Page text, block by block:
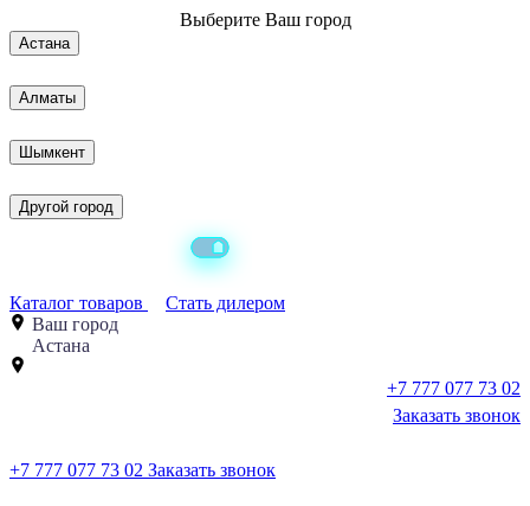
Выберите Ваш город
Астана
Алматы
Шымкент
Другой город
Каталог товаров
Стать дилером
Ваш город
Астана
+7 777 077 73 02
Заказать звонок
+7 777 077 73 02 Заказать звонок